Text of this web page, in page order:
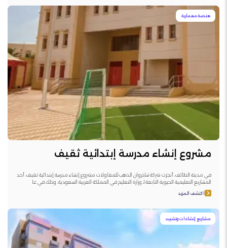
هندسة معمارية
مشروع إنشاء مدرسة إبتدائية ثقيف
في مدينة الطائف، أنجزت شركة شاذروان الذهب للمقاولات مشروع إنشاء مدرسة إبتدائية ثقيف، أحد
المشاريع التعليمية الحيوية التابعة لـ وزارة التعليم في المملكة العربية السعودية، وذلك في عا
اكتشف المزيد
مشاريع إنشاءات وتشييد